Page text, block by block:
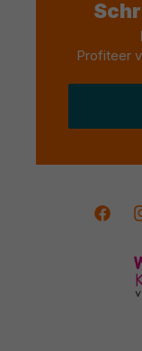
Profiteer